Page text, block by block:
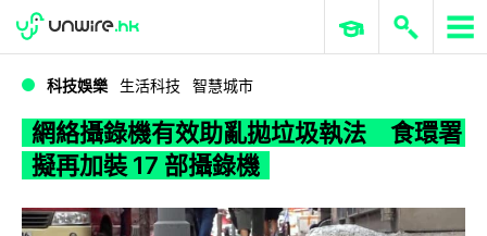
WWDC 2026 ERP 與商業 AI
科技娛樂 生活科技 智慧城市
網絡攝錄機有效助亂拋垃圾執法 食環署
擬再加裝 17 部攝錄機